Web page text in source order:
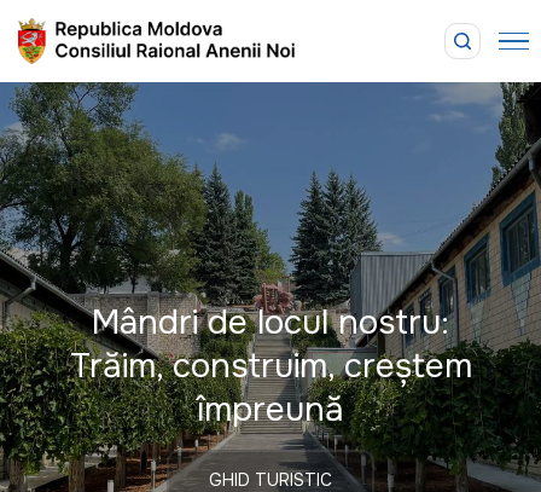
Mândri de locul nostru:
Trăim, construim, creștem
împreună
GHID TURISTIC